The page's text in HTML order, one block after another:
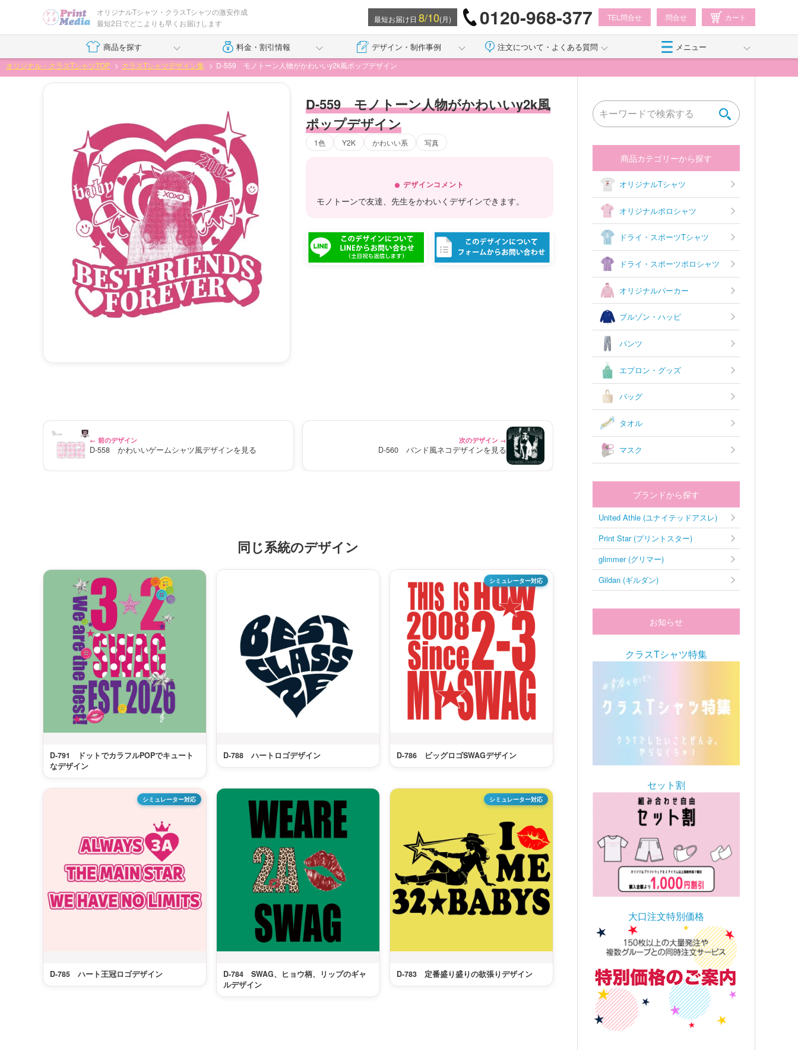
オリジナルTシャツ・クラスTシャツの激安作成
最短2日でどこよりも早くお届けします
最短お届け日8/10(月) 0120-968-377 TEL問合せ 問合せ カート
商品を探す 料金・割引情報 デザイン・制作事例 注文について・よくある質問 メニュー
オリジナル・クラスTシャツTOP クラスTシャツデザイン集 D-559 モノトーン人物がかわいいy2k風ポップデザイン
D-559 モノトーン人物がかわいいy2k風
ポップデザイン
1色 Y2K かわいい系 写真
デザインコメント
モノトーンで友達、先生をかわいくデザインできます。
← 前のデザイン
D-558 かわいいゲームシャツ風デザインを見る
次のデザイン →
D-560 バンド風ネコデザインを見る
同じ系統のデザイン
D-791 ドットでカラフルPOPでキュート
なデザイン
D-788 ハートロゴデザイン
シミュレーター対応
D-786 ビッグロゴSWAGデザイン
シミュレーター対応
D-785 ハート王冠ロゴデザイン
D-784 SWAG、ヒョウ柄、リップのギャ
ルデザイン
シミュレーター対応
D-783 定番盛り盛りの欲張りデザイン
商品カテゴリーから探す
オリジナルTシャツ
オリジナルポロシャツ
ドライ・スポーツTシャツ
ドライ・スポーツポロシャツ
オリジナルパーカー
ブルゾン・ハッピ
パンツ
エプロン・グッズ
バッグ
タオル
マスク
ブランドから探す
United Athle (ユナイテッドアスレ)
Print Star (プリントスター)
glimmer (グリマー)
Gildan (ギルダン)
お知らせ
クラスTシャツ特集
セット割
大口注文特別価格